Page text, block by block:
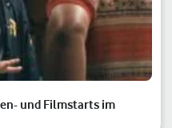
und Filmstarts im